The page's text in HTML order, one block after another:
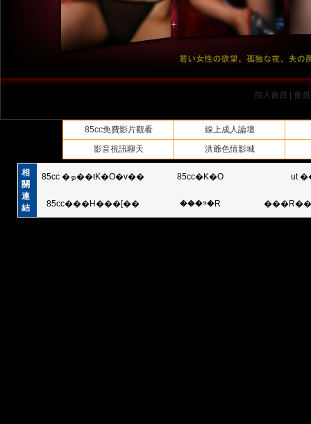
加入會員 會
85cc免費影片觀看
線上成人論壇
影音視訊聊天
洪爺色情影城
相
關
連
結
85cc �ܤ��ŧK�O�v�� 85cc�K�O
85cc���H���[�� ���ⰵ�R